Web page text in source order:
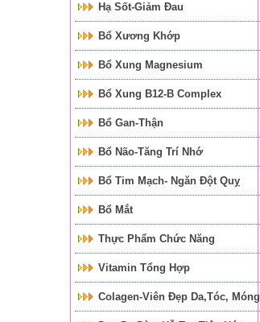
Hạ Sốt-Giảm Đau
Bổ Xương Khớp
Bổ Xung Magnesium
Bổ Xung B12-B Complex
Bổ Gan-Thận
Bổ Não-Tăng Trí Nhớ
Bổ Tim Mạch- Ngăn Đột Quỵ
Bổ Mắt
Thực Phẩm Chức Năng
Vitamin Tổng Hợp
Colagen-Viên Đẹp Da,tóc, Móng